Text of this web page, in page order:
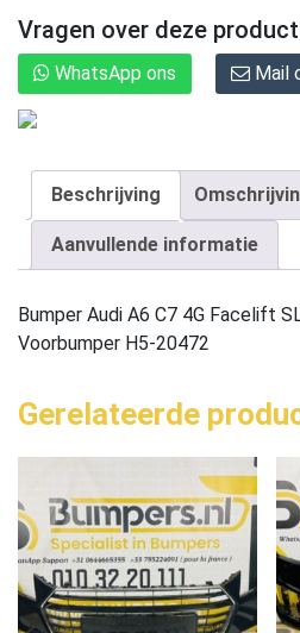
Vragen over deze
WhatsApp ons Mail
Beschrijving
Aanvullende informatie
Bumper Audi A6 C7 4G Facelift
Voorbumper H5-20472
Gerelateerde